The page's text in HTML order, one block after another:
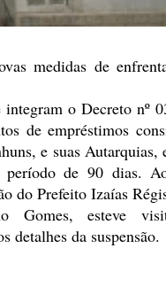
medidas de
integram oDecreto nº
de empréstimos
e suas Autarquias,
período de 90 dias.
do Prefeito Izaías
Gomes, esteve
detalhes da suspensão.